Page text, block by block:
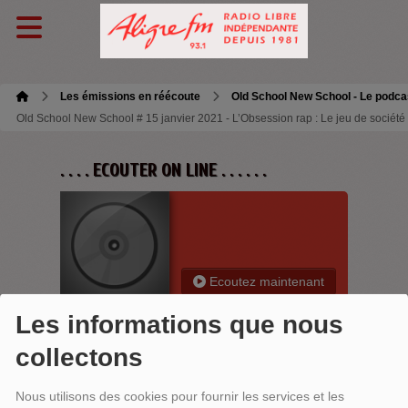
Les informations que nous
collectons
Nous utilisons des cookies pour fournir les services et les
Les émissions en réécoute
Old School New School - Le
Old School New School # 15 janvier 2021 - L’Obsession rap : Le jeu de
. . . . ECOUTER ON LINE . . . . . .
Ecoutez maintenant
OLD SCHOOL NEW SCHOOL # 15